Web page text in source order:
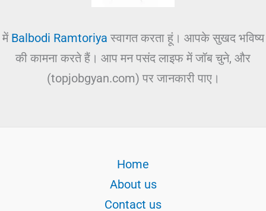
में Balbodi Ramtoriya स्वागत करता हूं। आपके सुखद भविष्य
की कामना करते हैं। आप मन पसंद लाइफ में जॉब चुने, और
(topjobgyan.com) पर जानकारी पाए।
Home
About us
Contact us